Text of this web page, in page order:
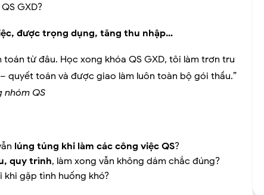
GXD?
được trọng dụng, tăng thu nhập…
từ đâu. Học xong khóa QS GXD, tôi làm trơn tru
toán và được giao làm luôn toàn bộ gói thầu.”
nhóm QS
lúng túng khi làm các công việc QS?
quy trình, làm xong vẫn không dám chắc đúng?
khi gặp tình huống khó?